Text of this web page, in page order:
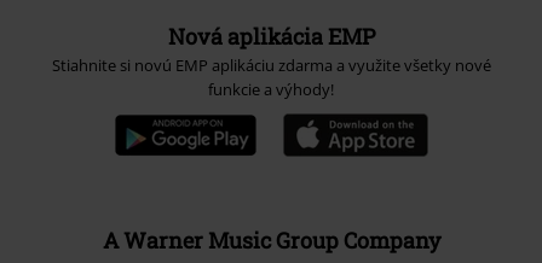
Nová aplikácia EMP
Stiahnite si novú EMP aplikáciu zdarma a využite všetky nové
funkcie a výhody!
A Warner Music Group Company